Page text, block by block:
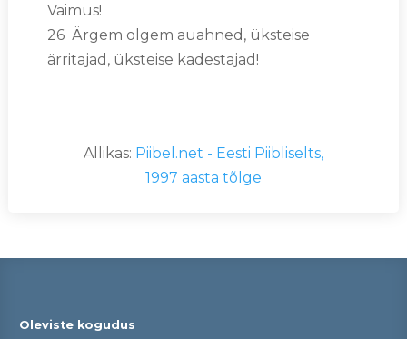
Vaimus!
26 Ärgem olgem auahned, üksteise
ärritajad, üksteise kadestajad!
Allikas: Piibel.net - Eesti Piibliselts,
1997 aasta tõlge
Oleviste kogudus